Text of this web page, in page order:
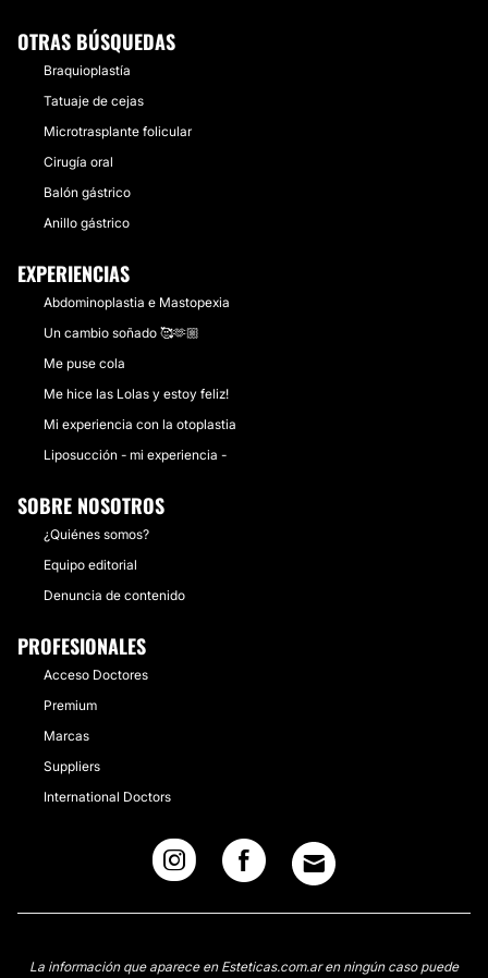
OTRAS BÚSQUEDAS
Braquioplastía
Tatuaje de cejas
Microtrasplante folicular
Cirugía oral
Balón gástrico
Anillo gástrico
EXPERIENCIAS
Abdominoplastia e Mastopexia
Un cambio soñado 🥰🫶🏼
Me puse cola
Me hice las Lolas y estoy feliz!
Mi experiencia con la otoplastia
Liposucción - mi experiencia -
SOBRE NOSOTROS
¿Quiénes somos?
Equipo editorial
Denuncia de contenido
PROFESIONALES
Acceso Doctores
Premium
Marcas
Suppliers
International Doctors
La información que aparece en Esteticas.com.ar en ningún caso puede